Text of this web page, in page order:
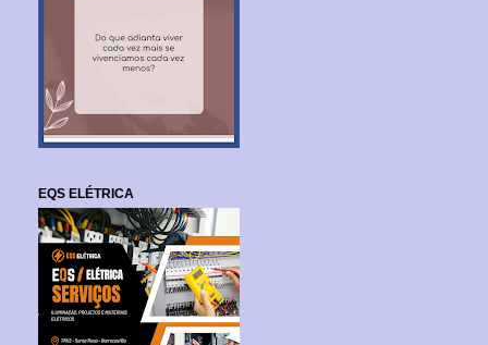
EQS ELÉTRICA